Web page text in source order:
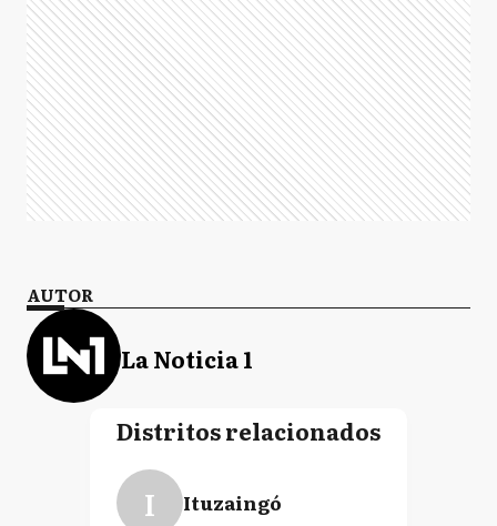
AUTOR
La Noticia 1
Distritos relacionados
I Ituzaingó